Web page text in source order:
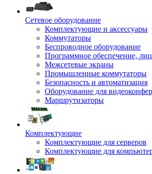
Сетевое оборудование
Комплектующие и аксессуары
Коммутаторы
Беспроводное оборудование
Программное обеспечение,
Межсетевые экраны
Промышленные коммутаторы
Безопасность и автоматизация
Оборудование для
Маршрутизаторы
Комплектующие
Комплектующие для серверов
Комплектующие для